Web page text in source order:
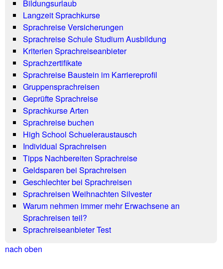
Bildungsurlaub
Langzeit Sprachkurse
Sprachreise Versicherungen
Sprachreise Schule Studium Ausbildung
Kriterien Sprachreiseanbieter
Sprachzertifikate
Sprachreise Baustein im Karriereprofil
Gruppensprachreisen
Geprüfte Sprachreise
Sprachkurse Arten
Sprachreise buchen
High School Schueleraustausch
Individual Sprachreisen
Tipps Nachbereiten Sprachreise
Geldsparen bei Sprachreisen
Geschlechter bei Sprachreisen
Sprachreisen Weihnachten Silvester
Warum nehmen immer mehr Erwachsene an
Sprachreisen teil?
Sprachreiseanbieter Test
nach oben